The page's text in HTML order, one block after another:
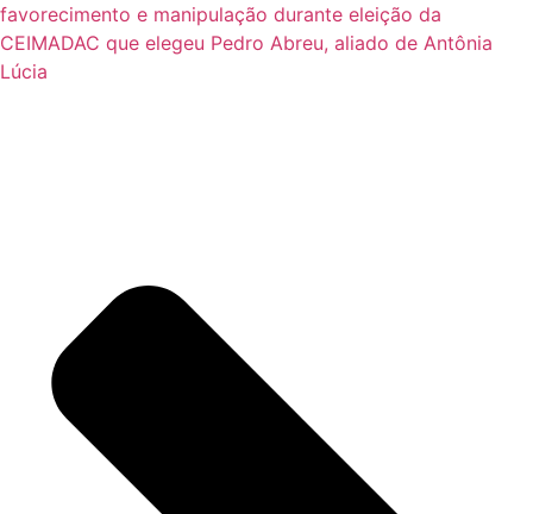
favorecimento e manipulação durante eleição da
CEIMADAC que elegeu Pedro Abreu, aliado de Antônia
Lúcia